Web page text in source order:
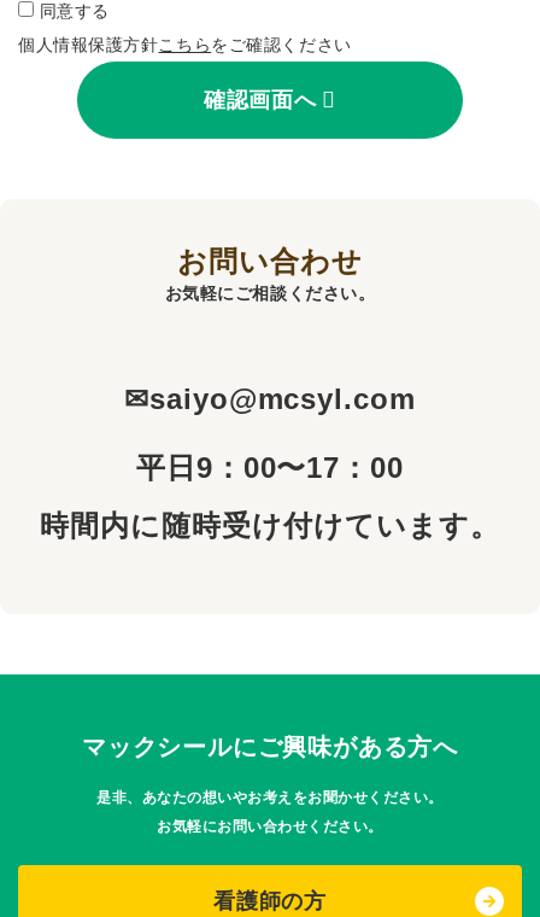
同意する
個人情報保護方針こちらをご確認ください
確認画面へ
お問い合わせ
お気軽にご相談ください。
✉saiyo@mcsyl.com
平日9：00〜17：00
時間内に随時受け付けています。
マックシールにご興味がある方へ
是非、あなたの想いやお考えをお聞かせください。
お気軽にお問い合わせください。
看護師の方